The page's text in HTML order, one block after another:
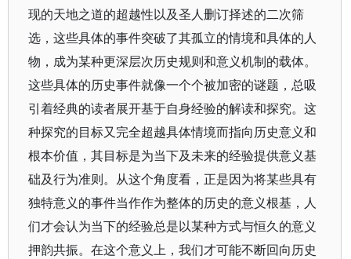
现的天地之道的超越性以及圣人删订择述的二次筛
选，这些具体的事件突破了其孤立的情境和具体的人
物，成为某种更深层次历史规则和意义机制的载体。
这些具体的历史事件就像一个个被加密的谜题，总吸
引着经典的读者展开基于自身经验的解读和探究。这
种探究的目标又完全超越具体情境而指向历史意义和
根本价值，其目标是为当下及未来的经验提供意义基
础及行为准则。从这个角度看，正是因为将某些具有
独特意义的事件当作作为整体的历史的意义根基，人
们才会认为当下的经验总是以某种方式与恒久的意义
押韵共振。在这个意义上，我们才可能不断回向历史